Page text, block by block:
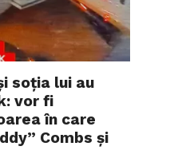
soția lui au
vor fi
în care
Combs și